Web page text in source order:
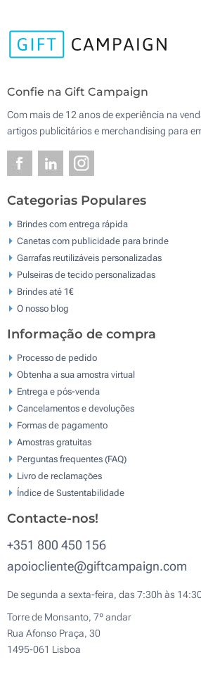
Confie na Gift Campaign
Com mais de 12 anos de experiência na
artigos publicitários e merchandising para
Categorias Populares
Brindes com entrega rápida
Canetas com publicidade para brinde
Garrafas reutilizáveis personalizadas
Pulseiras de tecido personalizadas
Brindes até 1€
O nosso blog
Informação de compra
Processo de pedido
Obtenha a sua amostra virtual
Entrega e pós-venda
Cancelamentos e devoluções
Formas de pagamento
Amostras gratuitas
Perguntas frequentes (FAQ)
Livro de reclamaçōes
Índice de Sustentabilidade
Contacte-nos!
+351 800 450 156
apoiocliente@giftcampaign.com
De segunda a sexta-feira, das 7:30h às
Torre de Monsanto, 7º andar
Rua Afonso Praça, 30
1495-061 Lisboa